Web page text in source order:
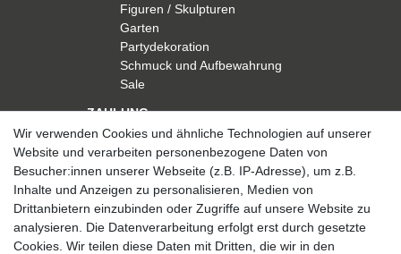
Figuren / Skulpturen
Garten
Partydekoration
Schmuck und Aufbewahrung
Sale
ZAHLUNG
VERSAND
Wir verwenden Cookies und ähnliche Technologien auf unserer
Website und verarbeiten personenbezogene Daten von
Besucher:innen unserer Webseite (z.B. IP-Adresse), um z.B.
Inhalte und Anzeigen zu personalisieren, Medien von
Drittanbietern einzubinden oder Zugriffe auf unsere Website zu
analysieren. Die Datenverarbeitung erfolgt erst durch gesetzte
Cookies. Wir teilen diese Daten mit Dritten, die wir in den